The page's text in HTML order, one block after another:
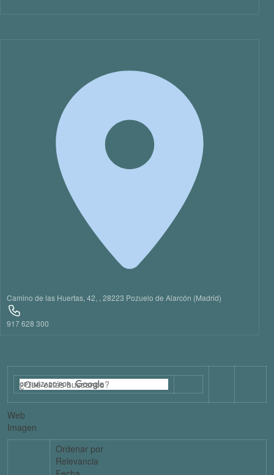
Camino de las Huertas, 42, , 28223 Pozuelo de Alarcón (Madrid)
917 628 300
Web
Imagen
Ordenar por
Relevancia